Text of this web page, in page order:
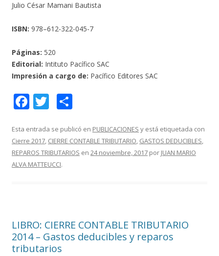
Julio César Mamani Bautista
ISBN: 978–612-322-045-7
Páginas: 520
Editorial: Intituto Pacífico SAC
Impresión a cargo de: Pacífico Editores SAC
F
e
b
o
T
itt
er
m
p
Esta entrada se publicó en PUBLICACIONES y está etiquetada con
Cierre 2017, CIERRE CONTABLE TRIBUTARIO, GASTOS DEDUCIBLES,
REPAROS TRIBUTARIOS en 24 noviembre, 2017 por JUAN MARIO
ALVA MATTEUCCI.
LIBRO: CIERRE CONTABLE TRIBUTARIO
2014 – Gastos deducibles y reparos
tributarios